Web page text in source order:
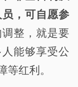
，可自愿参
整，就是要
能够享受公
等红利。